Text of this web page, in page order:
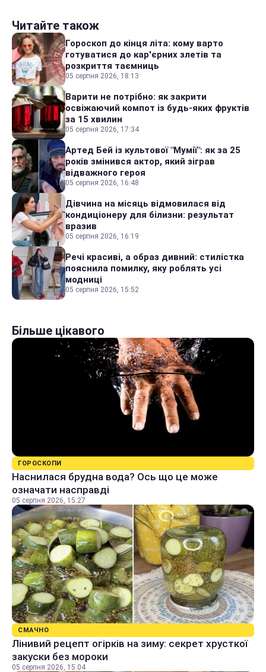
Читайте також
Гороскоп до кінця літа: кому варто
готуватися до кар'єрних злетів та
розкриття таємниць
05 серпня 2026, 18:13
Варити не потрібно: як закрити
освіжаючий компот із будь-яких фруктів
за 15 хвилин
05 серпня 2026, 17:34
Артед Бей із культової "Мумії": як за 25
років змінився актор, який зіграв
відважного героя
05 серпня 2026, 16:48
Дівчина на місяць відмовилася від
кондиціонеру для білизни: результат
вразив
05 серпня 2026, 16:19
Речі красиві, а образ дивний: стилістка
пояснила помилку, яку роблять усі
модниці
05 серпня 2026, 15:52
Більше цікавого
ГОРОСКОПИ
Наснилася брудна вода? Ось що це може
означати насправді
05 серпня 2026, 15:27
СМАЧНО
Лінивий рецепт огірків на зиму: секрет хрусткої
закуски без мороки
05 серпня 2026, 15:04